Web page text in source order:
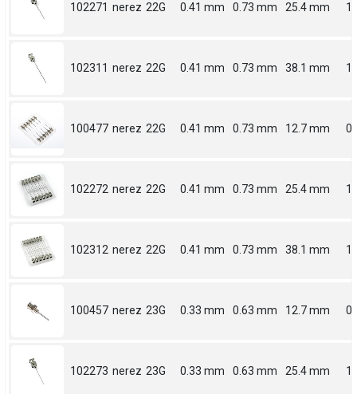
102271 nerez 22G 0.41 mm 0.73 mm 25.4 mm 1
102311 nerez 22G 0.41 mm 0.73 mm 38.1 mm
100477 nerez 22G 0.41 mm 0.73 mm 12.7 mm
102272 nerez 22G 0.41 mm 0.73 mm 25.4 mm 1
102312 nerez 22G 0.41 mm 0.73 mm 38.1 mm
100457 nerez 23G 0.33 mm 0.63 mm 12.7 mm
102273 nerez 23G 0.33 mm 0.63 mm 25.4 mm 1